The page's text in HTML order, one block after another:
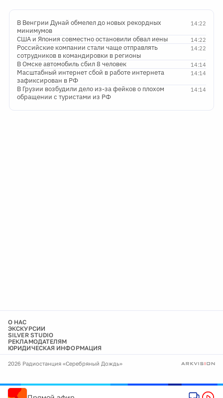
14:22
В Венгрии Дунай обмелел до новых рекордных
минимумов
14:22
США и Япония совместно остановили обвал иены
14:22
Российские компании стали чаще отправлять
сотрудников в командировки в регионы
14:14
В Омске автомобиль сбил 8 человек
14:14
Масштабный интернет сбой в работе интернета
зафиксирован в РФ
14:14
В Грузии возбудили дело из-за фейков о плохом
обращении с туристами из РФ
О НАС
ЭКСКУРСИИ
SILVER STUDIO
РЕКЛАМОДАТЕЛЯМ
ЮРИДИЧЕСКАЯ ИНФОРМАЦИЯ
2026 Радиостанция «Серебряный Дождь»